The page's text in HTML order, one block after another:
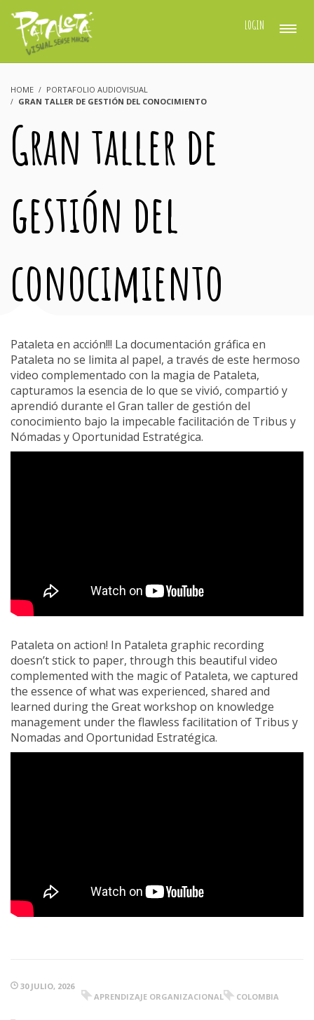
LOGIN
HOME
PORTAFOLIO AUDIOVISUAL
GRAN TALLER DE GESTIÓN DEL CONOCIMIENTO
Gran taller de
gestión del
conocimiento
Pataleta en acción!!! La documentación gráfica en
Pataleta no se limita al papel, a través de este hermoso
video complementado con la magia de Pataleta,
capturamos la esencia de lo que se vivió, compartió y
aprendió durante el Gran taller de gestión del
conocimiento bajo la impecable facilitación de Tribus y
Nómadas y Oportunidad Estratégica.
Pataleta on action! In Pataleta graphic recording
doesn’t stick to paper, through this beautiful video
complemented with the magic of Pataleta, we captured
the essence of what was experienced, shared and
learned during the Great workshop on knowledge
management under the flawless facilitation of Tribus y
Nomadas and Oportunidad Estratégica.
30 JULIO, 2026
APRENDIZAJE ORGANIZACIONAL
COLOMBIA